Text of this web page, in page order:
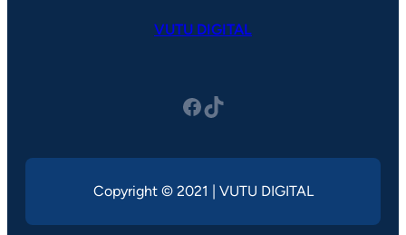
VUTU DIGITAL
Facebook TikTok
Copyright © 2021 | VUTU DIGITAL